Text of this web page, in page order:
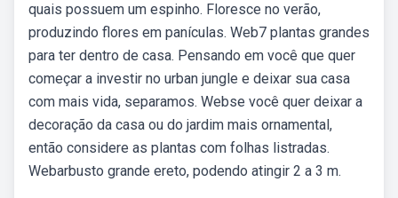
quais possuem um espinho. Floresce no verão,
produzindo flores em panículas. Web7 plantas grandes
para ter dentro de casa. Pensando em você que quer
começar a investir no urban jungle e deixar sua casa
com mais vida, separamos. Webse você quer deixar a
decoração da casa ou do jardim mais ornamental,
então considere as plantas com folhas listradas.
Webarbusto grande ereto, podendo atingir 2 a 3 m.